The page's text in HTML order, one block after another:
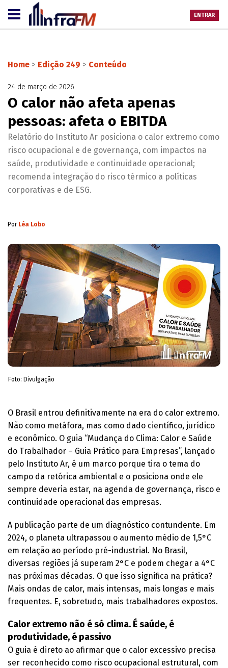
ENTRAR
Home > Edição 249 > Conteúdo
24 de março de 2026
O calor não afeta apenas
pessoas: afeta o EBITDA
Relatório do Instituto Ar posiciona o calor extremo como
risco ocupacional e de governança, com impactos na
saúde, produtividade e continuidade operacional;
recomenda integração do risco térmico a políticas
corporativas e de ESG.
Por Léa Lobo
Foto: Divulgação
O Brasil entrou definitivamente na era do calor extremo.
Não como metáfora, mas como dado científico, jurídico
e econômico. O guia “Mudança do Clima: Calor e Saúde
do Trabalhador – Guia Prático para Empresas”, lançado
pelo Instituto Ar, é um marco porque tira o tema do
campo da retórica ambiental e o posiciona onde ele
sempre deveria estar, na agenda de governança, risco e
continuidade operacional das empresas.
A publicação parte de um diagnóstico contundente. Em
2024, o planeta ultrapassou o aumento médio de 1,5°C
em relação ao período pré-industrial. No Brasil,
diversas regiões já superam 2°C e podem chegar a 4°C
nas próximas décadas. O que isso significa na prática?
Mais ondas de calor, mais intensas, mais longas e mais
frequentes. E, sobretudo, mais trabalhadores expostos.
Calor extremo não é só clima. É saúde, é
produtividade, é passivo
O guia é direto ao afirmar que o calor excessivo precisa
ser reconhecido como risco ocupacional estrutural, com